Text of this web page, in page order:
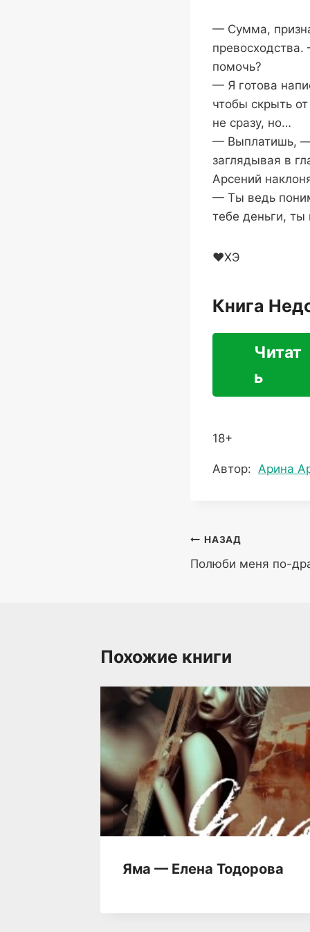
— Сумма,
помочь?
— Я готова
чтобы скрыть
не сразу, но…
— Выплатишь, —
заглядывая в
Арсений
— Ты ведь
тебе деньги,
❤️ХЭ
Книга
Читат
ь
18+
Метки
Автор: Арина
Навигация
по
НАЗАД
Полюби меня по-
Похожие книги
Яма — Елена Тодорова